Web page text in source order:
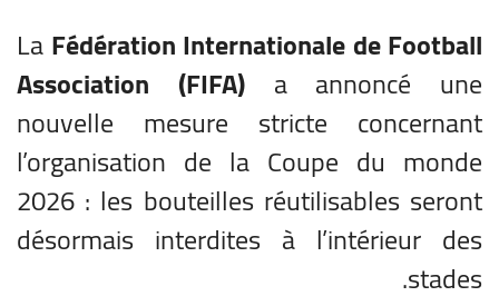
LaFédération Internationale de Football
Association (FIFA)a annoncé une
nouvelle mesure stricte concernant
l’organisation de la Coupe du monde
2026 : les bouteilles réutilisables seront
désormais interdites à l’intérieur des
stades.